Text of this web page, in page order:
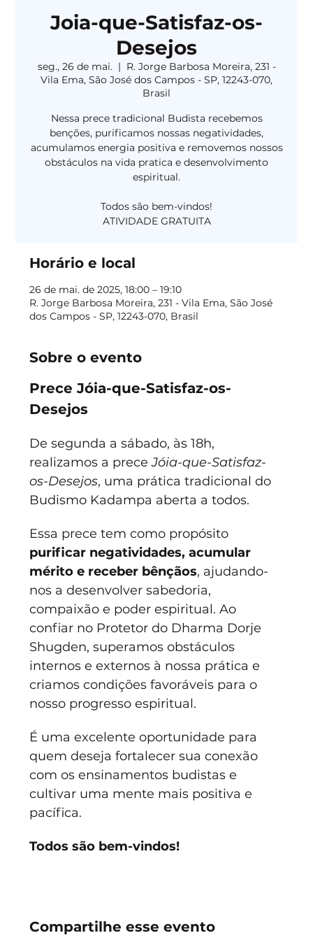
Joia-que-Satisfaz-os-
Desejos
seg., 26 de mai.
  |
R. Jorge Barbosa Moreira, 231 -
Vila Ema, São José dos Campos - SP, 12243-070,
Brasil
Nessa prece tradicional Budista recebemos
benções, purificamos nossas negatividades,
acumulamos energia positiva e removemos nossos
obstáculos na vida pratica e desenvolvimento
espiritual.
Todos são bem-vindos!
ATIVIDADE GRATUITA
Horário e local
26 de mai. de 2025, 18:00 – 19:10
R. Jorge Barbosa Moreira, 231 - Vila Ema, São José
dos Campos - SP, 12243-070, Brasil
Sobre o evento
Prece Jóia-que-Satisfaz-os-
Desejos
De segunda a sábado, às 18h,
realizamos a prece Jóia-que-Satisfaz-
os-Desejos, uma prática tradicional do
Budismo Kadampa aberta a todos.
Essa prece tem como propósito
purificar negatividades, acumular
mérito e receber bênçãos, ajudando-
nos a desenvolver sabedoria,
compaixão e poder espiritual. Ao
confiar no Protetor do Dharma Dorje
Shugden, superamos obstáculos
internos e externos à nossa prática e
criamos condições favoráveis para o
nosso progresso espiritual.
É uma excelente oportunidade para
quem deseja fortalecer sua conexão
com os ensinamentos budistas e
cultivar uma mente mais positiva e
pacífica.
Todos são bem-vindos!
Compartilhe esse evento